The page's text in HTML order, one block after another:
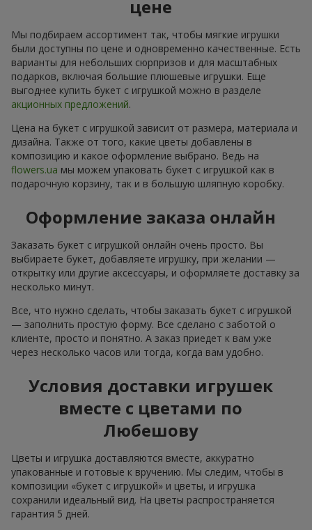
цене
Мы подбираем ассортимент так, чтобы мягкие игрушки
были доступны по цене и одновременно качественные. Есть
варианты для небольших сюрпризов и для масштабных
подарков, включая большие плюшевые игрушки. Еще
выгоднее купить букет с игрушкой можно в разделе
акционных предложений.
Цена на букет с игрушкой зависит от размера, материала и
дизайна. Также от того, какие цветы добавлены в
композицию и какое оформление выбрано. Ведь на
flowers.ua мы можем упаковать букет с игрушкой как в
подарочную корзину, так и в большую шляпную коробку.
Оформление заказа онлайн
Заказать букет с игрушкой онлайн очень просто. Вы
выбираете букет, добавляете игрушку, при желании —
открытку или другие аксессуары, и оформляете доставку за
несколько минут.
Все, что нужно сделать, чтобы заказать букет с игрушкой
— заполнить простую форму. Все сделано с заботой о
клиенте, просто и понятно. А заказ приедет к вам уже
через несколько часов или тогда, когда вам удобно.
Условия доставки игрушек
вместе с цветами по
Любешову
Цветы и игрушка доставляются вместе, аккуратно
упакованные и готовые к вручению. Мы следим, чтобы в
композиции «букет с игрушкой» и цветы, и игрушка
сохранили идеальный вид. На цветы распространяется
гарантия 5 дней.